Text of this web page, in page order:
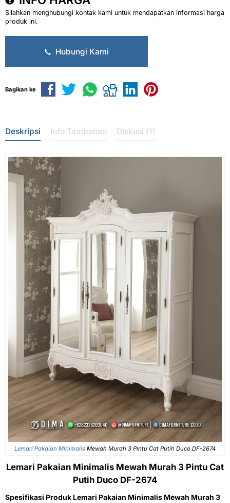
Silahkan menghubungi kontak kami untuk mendapatkan informasi harga
produk ini.
Hubungi Kami
Bagikan ke
Deskripsi Info Tambahan Diskusi (1)
Lemari Pakaian Minimalis Mewah Murah 3 Pintu Cat Putih Duco DF-2674
Lemari Pakaian Minimalis Mewah Murah 3 Pintu Cat
Putih Duco DF-2674
Spesifikasi Produk Lemari Pakaian Minimalis Mewah Murah 3